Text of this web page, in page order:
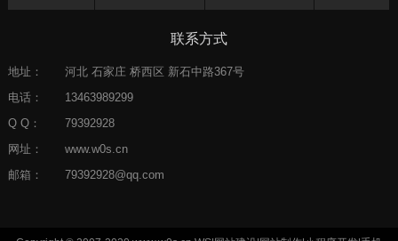
助贷crm
AI知识库 ISO认证
联系方式
地址：
河北 石家庄 桥西区 新石中路367号
电话：
13463989299
Q Q：
79392928
网址：
www.w0s.cn
邮箱：
79392928@qq.com